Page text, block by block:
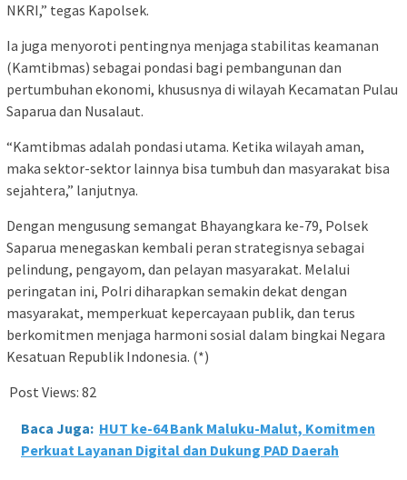
NKRI,” tegas Kapolsek.
Ia juga menyoroti pentingnya menjaga stabilitas keamanan
(Kamtibmas) sebagai pondasi bagi pembangunan dan
pertumbuhan ekonomi, khususnya di wilayah Kecamatan Pulau
Saparua dan Nusalaut.
“Kamtibmas adalah pondasi utama. Ketika wilayah aman,
maka sektor-sektor lainnya bisa tumbuh dan masyarakat bisa
sejahtera,” lanjutnya.
Dengan mengusung semangat Bhayangkara ke-79, Polsek
Saparua menegaskan kembali peran strategisnya sebagai
pelindung, pengayom, dan pelayan masyarakat. Melalui
peringatan ini, Polri diharapkan semakin dekat dengan
masyarakat, memperkuat kepercayaan publik, dan terus
berkomitmen menjaga harmoni sosial dalam bingkai Negara
Kesatuan Republik Indonesia. (*)
Post Views: 82
Baca Juga: HUT ke-64 Bank Maluku-Malut, Komitmen
Perkuat Layanan Digital dan Dukung PAD Daerah